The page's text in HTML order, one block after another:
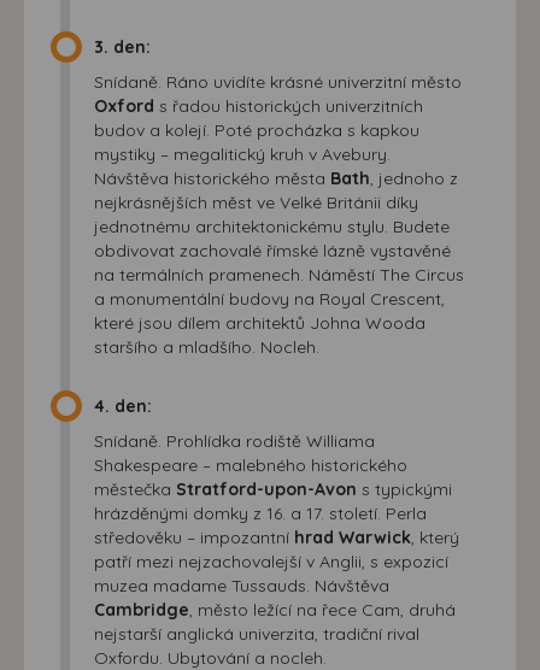
3. den:
Snídaně. Ráno uvidíte krásné univerzitní město
Oxford s řadou historických univerzitních
budov a kolejí. Poté procházka s kapkou
mystiky – megalitický kruh v Avebury.
Návštěva historického města Bath , jednoho z
nejkrásnějších měst ve Velké Británii díky
jednotnému architektonickému stylu. Budete
obdivovat zachovalé římské lázně vystavěné
na termálních pramenech. Náměstí The Circus
a monumentální budovy na Royal Crescent,
které jsou dílem architektů Johna Wooda
staršího a mladšího. Nocleh.
4. den:
Snídaně. Prohlídka rodiště Williama
Shakespeare – malebného historického
městečka Stratford-upon-Avon s typickými
hrázděnými domky z 16. a 17. století. Perla
středověku – impozantní hrad Warwick , který
patří mezi nejzachovalejší v Anglii, s expozicí
muzea madame Tussauds. Návštěva
Cambridge , město ležící na řece Cam, druhá
nejstarší anglická univerzita, tradiční rival
Oxfordu. Ubytování a nocleh.